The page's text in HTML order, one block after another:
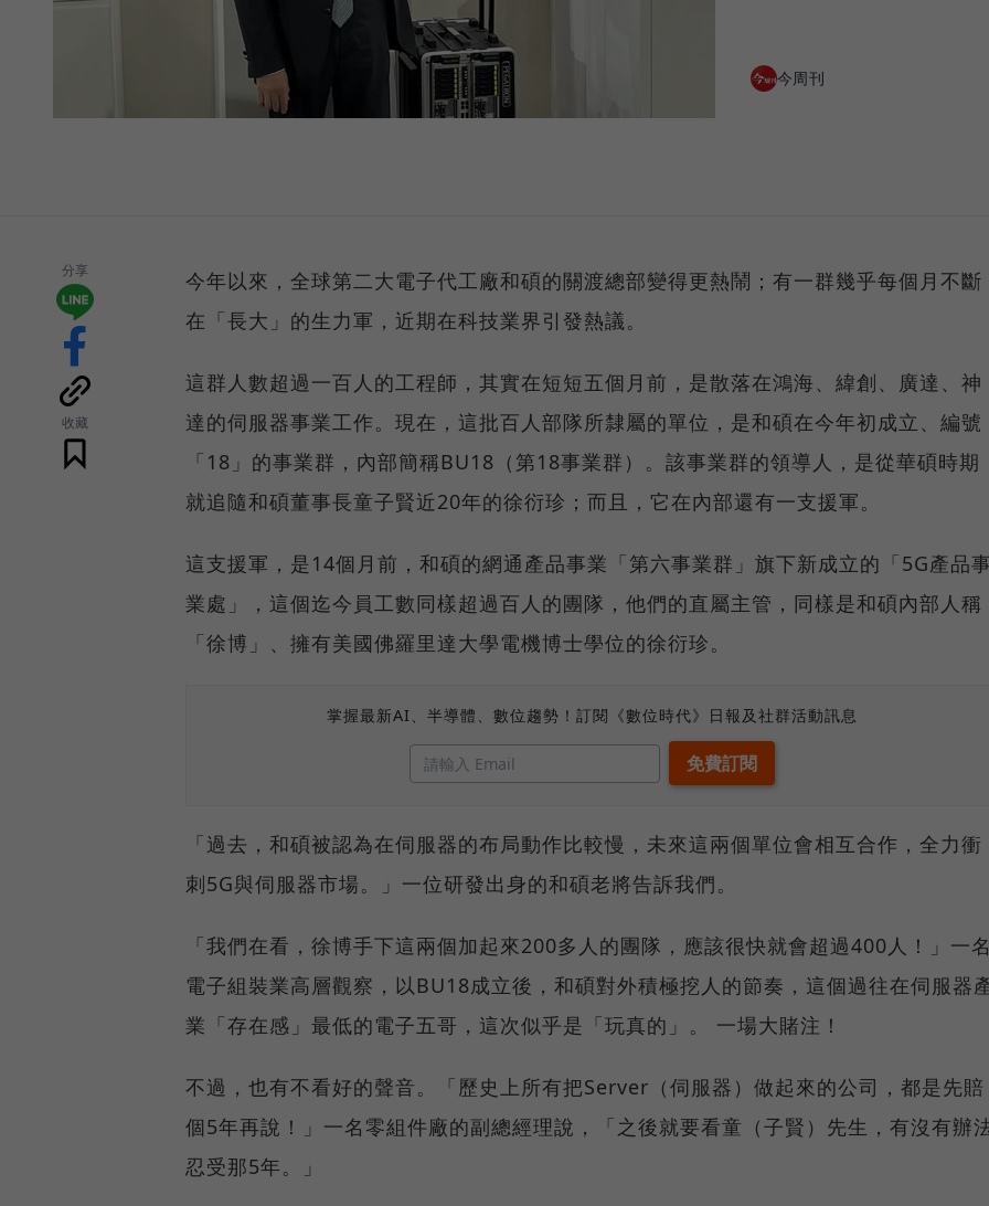
今周刊
分享
收藏
今年以來，全球第二大電子代工廠和碩的關渡總部變得更熱鬧；有一群幾乎每個月不斷
在「長大」的生力軍，近期在科技業界引發熱議。
這群人數超過一百人的工程師，其實在短短五個月前，是散落在鴻海、緯創、廣達、神
達的伺服器事業工作。現在，這批百人部隊所隸屬的單位，是和碩在今年初成立、編號
「18」的事業群，內部簡稱BU18（第18事業群）。該事業群的領導人，是從華碩時期
就追隨和碩董事長童子賢近20年的徐衍珍；而且，它在內部還有一支援軍。
這支援軍，是14個月前，和碩的網通產品事業「第六事業群」旗下新成立的「5G產品
業處」，這個迄今員工數同樣超過百人的團隊，他們的直屬主管，同樣是和碩內部人稱
「徐博」、擁有美國佛羅里達大學電機博士學位的徐衍珍。
掌握最新AI、半導體、數位趨勢！訂閱《數位時代》日報及社群活動訊息
「過去，和碩被認為在伺服器的布局動作比較慢，未來這兩個單位會相互合作，全力衝
刺5G與伺服器市場。」一位研發出身的和碩老將告訴我們。
「我們在看，徐博手下這兩個加起來200多人的團隊，應該很快就會超過400人！」一
電子組裝業高層觀察，以BU18成立後，和碩對外積極挖人的節奏，這個過往在伺服器
業「存在感」最低的電子五哥，這次似乎是「玩真的」。 一場大賭注！
不過，也有不看好的聲音。「歷史上所有把Server（伺服器）做起來的公司，都是先賠
個5年再說！」一名零組件廠的副總經理說，「之後就要看童（子賢）先生，有沒有辦
忍受那5年。」